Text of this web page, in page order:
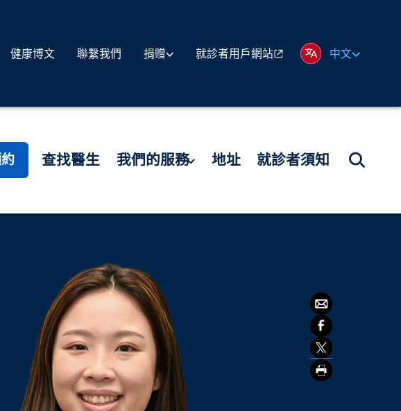
健康博文 聯繫我們 捐贈 就診者用戶網站 中文
查找醫生 我們的服務 地址 就診者須知